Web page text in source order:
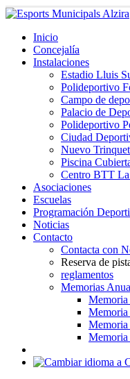
Inicio
Concejalía
Instalaciones
Estadio Lluis
Polideportivo
Campo de
Palacio de
Polideportivo
Ciudad
Nuevo
Piscina
Centro BTT
Asociaciones
Escuelas
Programación
Noticias
Contacto
Contacta con
Reserva de
reglamentos
Memorias
Memoria
Memoria
Memoria
Memoria